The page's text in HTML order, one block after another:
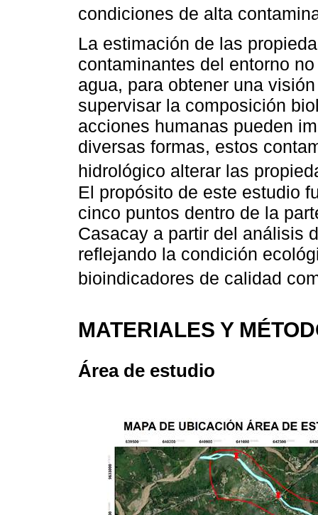
condiciones de alta
La estimación de las
contaminantes del entorno
agua, para obtener una
supervisar la composición
acciones humanas pueden
diversas formas, estos
hidrológico alterar las
El propósito de este estudio
cinco puntos dentro de la
Casacay a partir del análisis
reflejando la condición
bioindicadores de calidad
MATERIALES Y
Área de estudio